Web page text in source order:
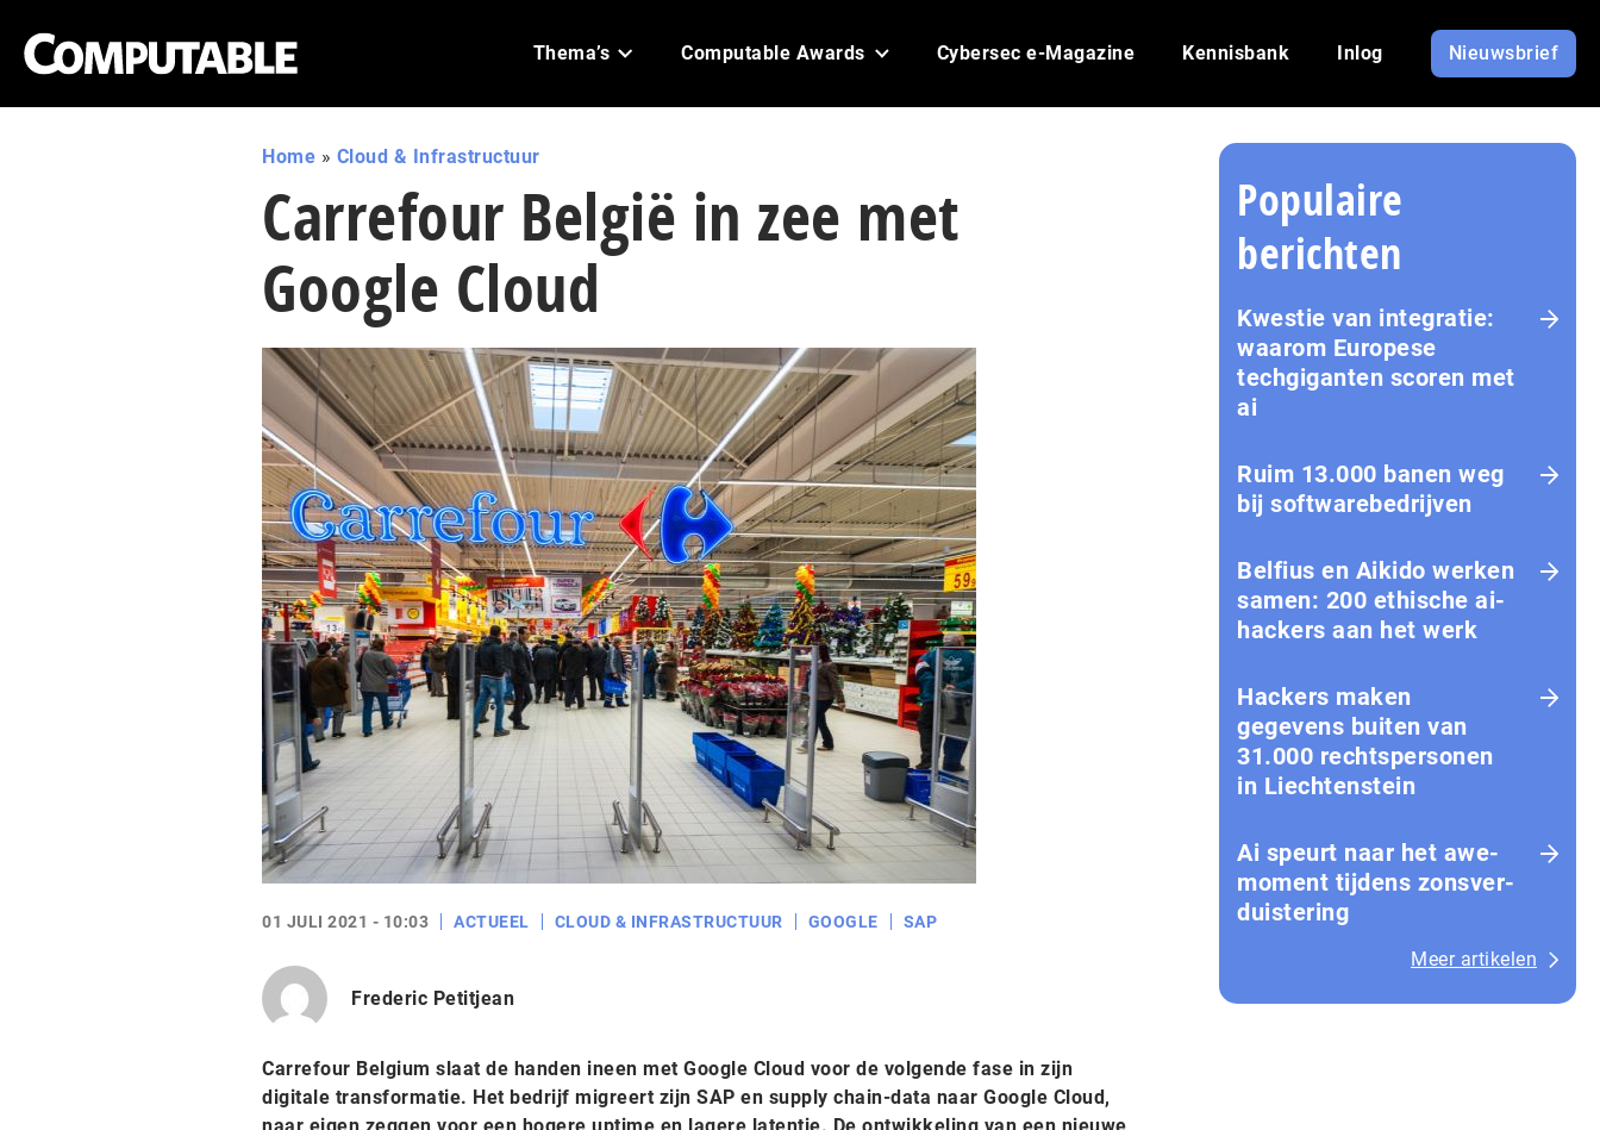
Thema’s Computable Awards Cybersec e-Magazine Kennisbank Inlog Nieuwsbrief
Home » Cloud & Infrastructuur
Carrefour België in zee met
Google Cloud
01 JULI 2021 - 10:03 ACTUEEL CLOUD & INFRASTRUCTUUR GOOGLE SAP
Frederic Petitjean
Carrefour Belgium slaat de handen ineen met Google Cloud voor de volgende fase in zijn
digitale transformatie. Het bedrijf migreert zijn SAP en supply chain-data naar Google Cloud,
Populaire
berichten
Kwestie van integratie:
waarom Europese
techgiganten scoren met
ai
Ruim 13.000 banen weg
bij softwarebedrijven
Belfius en Aikido werken
samen: 200 ethische ai-
hackers aan het werk
Hackers maken
gegevens buiten van
31.000 rechtspersonen
in Liechtenstein
Ai speurt naar het awe-
moment tijdens zons­ver­
duis­te­ring
Meer artikelen